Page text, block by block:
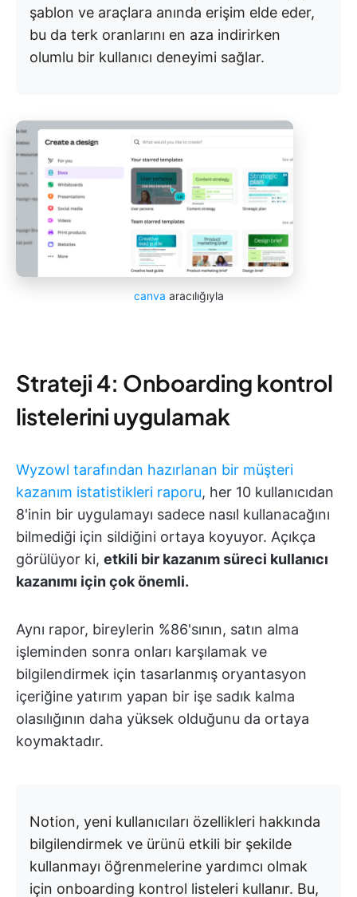
şablon ve araçlara anında erişim elde eder,
bu da terk oranlarını en aza indirirken
olumlu bir kullanıcı deneyimi sağlar.
canva aracılığıyla
Strateji 4: Onboarding kontrol
listelerini uygulamak
Wyzowl tarafından hazırlanan bir müşteri
kazanım istatistikleri raporu, her 10 kullanıcıdan
8'inin bir uygulamayı sadece nasıl kullanacağını
bilmediği için sildiğini ortaya koyuyor. Açıkça
görülüyor ki, etkili bir kazanım süreci kullanıcı
kazanımı için çok önemli.
Aynı rapor, bireylerin %86'sının, satın alma
işleminden sonra onları karşılamak ve
bilgilendirmek için tasarlanmış oryantasyon
içeriğine yatırım yapan bir işe sadık kalma
olasılığının daha yüksek olduğunu da ortaya
koymaktadır.
Notion, yeni kullanıcıları özellikleri hakkında
bilgilendirmek ve ürünü etkili bir şekilde
kullanmayı öğrenmelerine yardımcı olmak
için onboarding kontrol listeleri kullanır. Bu,